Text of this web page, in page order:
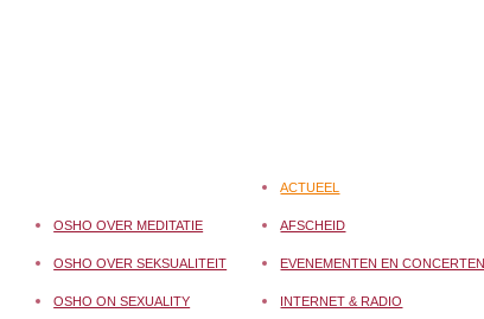
OSHO OVER MEDITATIE
OSHO OVER SEKSUALITEIT
OSHO ON SEXUALITY
ACTUEEL
AFSCHEID
EVENEMENTEN EN CONCERTEN
INTERNET & RADIO